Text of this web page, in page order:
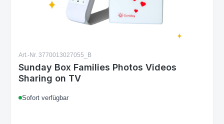
Art.-Nr. 3770013027055_B
Sunday Box Families Photos Videos
Sharing on TV
Sofort verfügbar